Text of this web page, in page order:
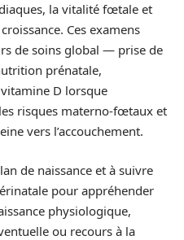
la vitalité fœtale et
Ces examens
de soins global — prise de
prénatale,
D lorsque
risques materno-fœtaux et
vers l’accouchement.
de naissance et à suivre
pour appréhender
physiologique,
ou recours à la